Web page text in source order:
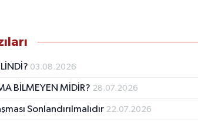
03.08.2026
BİLMEYEN MİDİR? 28.07.2026
Sonlandırılmalıdır 22.07.2026